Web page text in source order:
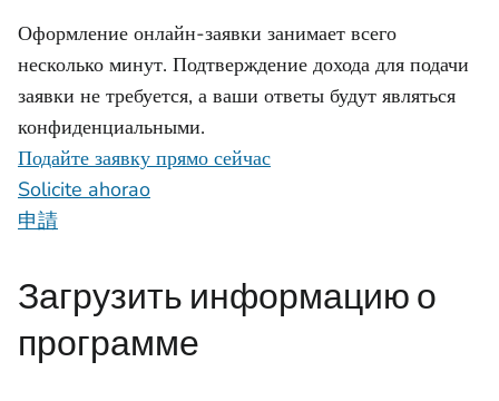
Оформление онлайн-заявки занимает всего
несколько минут. Подтверждение дохода для подачи
заявки не требуется, а ваши ответы будут являться
конфиденциальными.
Подайте заявку прямо сейчас
Solicite ahorao
申請
Загрузить информацию о
программе